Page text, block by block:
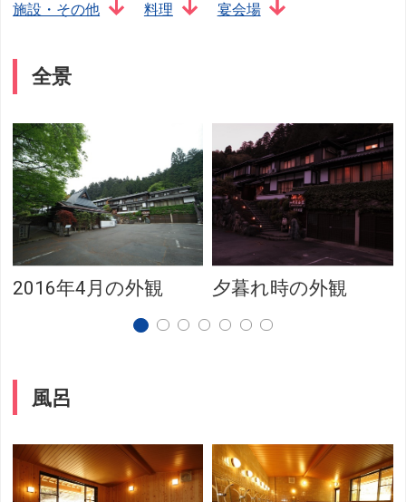
施設・その他
料理 宴会場
全景
2016年4月の外観 夕暮れ時の外観
風呂